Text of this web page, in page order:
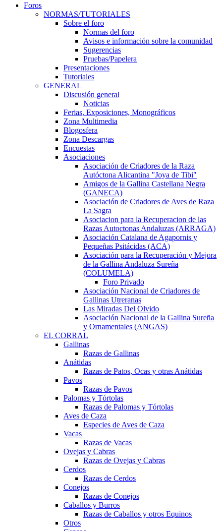
Foros
NORMAS/TUTORIALES
Sobre el foro
Normas del foro
Avisos e información sobre la comunidad
Sugerencias
Pruebas/Papelera
Presentaciones
Tutoriales
GENERAL
Discusión general
Noticias
Ferias, Exposiciones, Monográficos
Zona Multimedia
Blogosfera
Zona Descargas
Encuestas
Asociaciones
Asociación de Criadores de la Raza
Autóctona Alicantina "Joya de Tibi"
Amigos de la Gallina Castellana Negra
(GANECA)
Asociación de Criadores de Aves de Raza
La Sagra
Asociacion para la Recuperacion de las
Razas Autoctonas Andaluzas (ARRAGA)
Asociación Catalana de Agapornis y
Pequeñas Psitácidas (ACA)
Asociación para la Recuperación y Mejora
de la Gallina Andaluza Sureña
(COLUMELA)
Foro Privado
Asociación Nacional de Criadores de
Gallinas Utreranas
Las Miradas Del Olvido
Asociación Nacional de la Gallina Sureña
y Ornamentales (ANGAS)
EL CORRAL
Gallinas
Razas de Gallinas
Anátidas
Razas de Patos, Ocas y otras Anátidas
Pavos
Razas de Pavos
Palomas y Tórtolas
Razas de Palomas y Tórtolas
Aves de Caza
Especies de Aves de Caza
Vacas
Razas de Vacas
Ovejas y Cabras
Razas de Ovejas y Cabras
Cerdos
Razas de Cerdos
Conejos
Razas de Conejos
Caballos y Burros
Razas de Caballos y otros Equinos
Otros